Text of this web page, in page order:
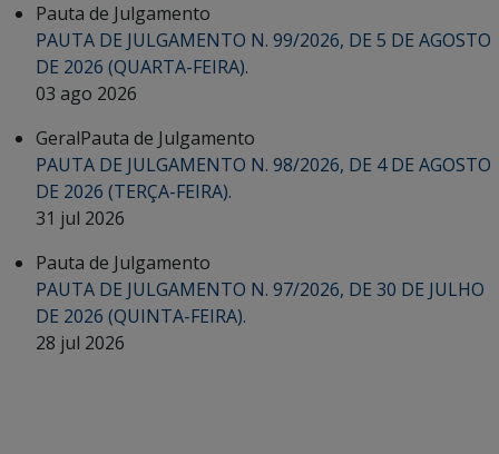
Pauta de Julgamento
PAUTA DE JULGAMENTO N. 99/2026, DE 5 DE AGOSTO
DE 2026 (QUARTA-FEIRA).
03 ago 2026
GeralPauta de Julgamento
PAUTA DE JULGAMENTO N. 98/2026, DE 4 DE AGOSTO
DE 2026 (TERÇA-FEIRA).
31 jul 2026
Pauta de Julgamento
PAUTA DE JULGAMENTO N. 97/2026, DE 30 DE JULHO
DE 2026 (QUINTA-FEIRA).
28 jul 2026